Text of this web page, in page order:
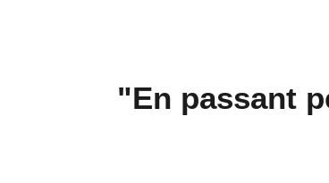
"En passant